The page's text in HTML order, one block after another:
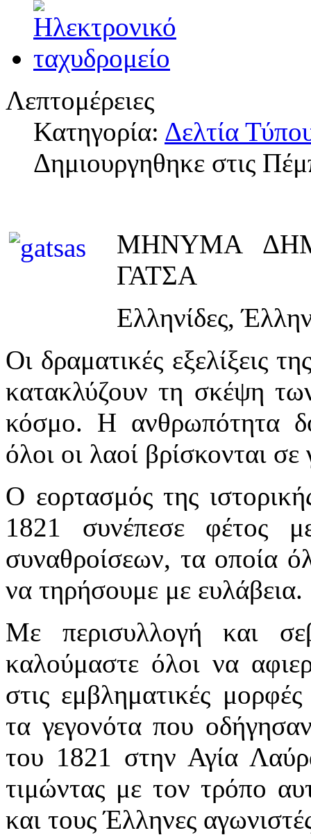
Λεπτομέρειες
Κατηγορία: Δελτία
Δημιουργηθηκε στις
ΜΗΝΥΜΑ
ΓΑΤΣΑ
Ελληνίδες,
Οι δραματικές εξελίξεις
κατακλύζουν τη σκέψη
κόσμο. Η ανθρωπότητα
όλοι οι λαοί βρίσκονται
Ο εορτασμός της
1821 συνέπεσε φέτος
συναθροίσεων, τα οποία
να τηρήσουμε με ευλάβεια.
Με περισυλλογή και
καλούμαστε όλοι να
στις εμβληματικές
τα γεγονότα που
του 1821 στην Αγία
τιμώντας με τον τρόπο
και τους Έλληνες